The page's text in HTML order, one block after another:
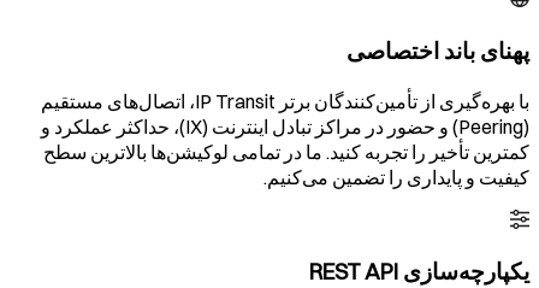
پهنای باند اختصاصی
با بهره‌گیری از تأمین‌کنندگان برتر IP Transit، اتصال‌های مستقیم
(Peering) و حضور در مراکز تبادل اینترنت (IX)، حداکثر عملکرد و
کمترین تأخیر را تجربه کنید. ما در تمامی لوکیشن‌ها بالاترین سطح
کیفیت و پایداری را تضمین می‌کنیم.
یکپارچه‌سازی REST API